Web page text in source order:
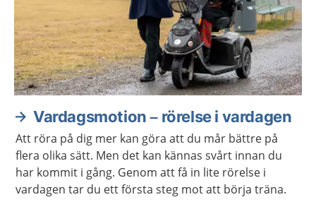
Vardagsmotion – rörelse i vardagen
Att röra på dig mer kan göra att du mår bättre på
flera olika sätt. Men det kan kännas svårt innan du
har kommit i gång. Genom att få in lite rörelse i
vardagen tar du ett första steg mot att börja träna.